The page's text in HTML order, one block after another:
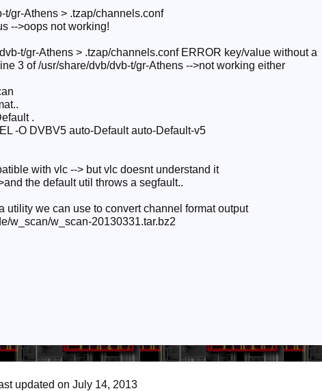
gr-Athens > .tzap/channels.conf
-->oops not working!
t/gr-Athens > .tzap/channels.conf ERROR key/value without a
3 of /usr/share/dvb/dvb-t/gr-Athens -->not working either
.
-O DVBV5 auto-Default auto-Default-v5
with vlc --> but vlc doesnt understand it
the default util throws a segfault..
utility we can use to convert channel format output
w_scan/w_scan-20130331.tar.bz2
updated on July 14, 2013